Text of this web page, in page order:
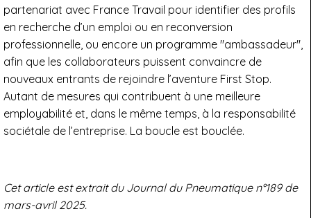
partenariat avec France Travail pour identifier des profils
en recherche d’un emploi ou en reconversion
professionnelle, ou encore un programme "ambassadeur",
afin que les collaborateurs puissent convaincre de
nouveaux entrants de rejoindre l’aventure First Stop.
Autant de mesures qui contribuent à une meilleure
employabilité et, dans le même temps, à la responsabilité
sociétale de l’entreprise. La boucle est bouclée.
Cet article est extrait du Journal du Pneumatique n°189 de
mars-avril 2025.